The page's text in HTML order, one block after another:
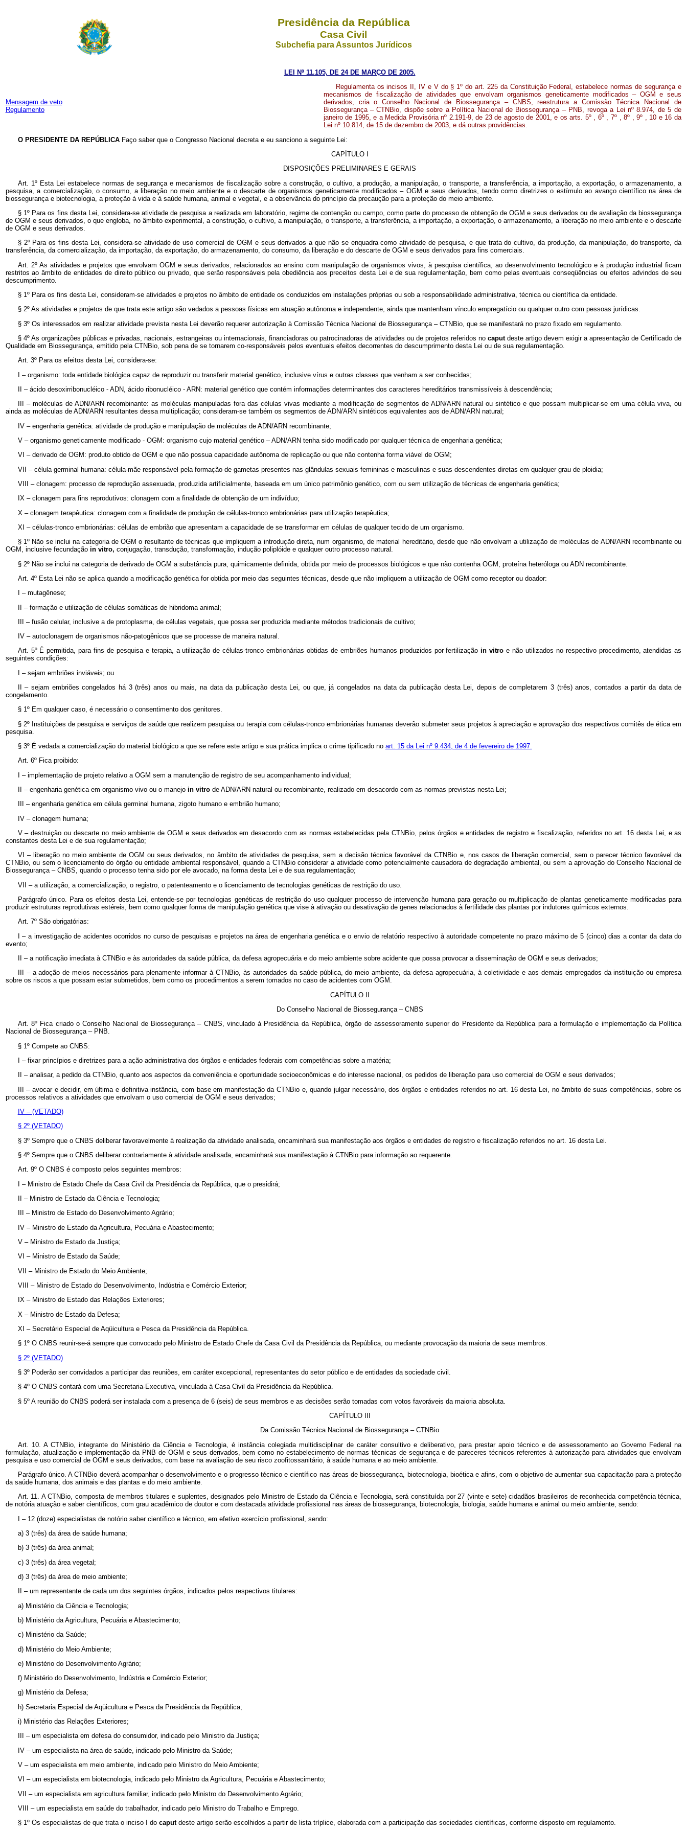
Presidência da República
Casa Civil
Subchefia para Assuntos Jurídicos
LEI Nº 11.105, DE 24 DE MARÇO DE 2005.
Mensagem de veto
Regulamento
Regulamenta os incisos II, IV e V do § 1º do art. 225 da Constituição Federal, estabelece normas de segurança e
mecanismos de fiscalização de atividades que envolvam organismos geneticamente modificados – OGM e seus
derivados, cria o Conselho Nacional de Biossegurança – CNBS, reestrutura a Comissão Técnica Nacional de
Biossegurança – CTNBio, dispõe sobre a Política Nacional de Biossegurança – PNB, revoga a Lei nº 8.974, de 5 de
janeiro de 1995, e a Medida Provisória nº 2.191-9, de 23 de agosto de 2001, e os arts. 5º , 6º , 7º , 8º , 9º , 10 e 16 da
Lei nº 10.814, de 15 de dezembro de 2003, e dá outras providências.
O PRESIDENTE DA REPÚBLICA Faço saber que o Congresso Nacional decreta e eu sanciono a seguinte Lei:
CAPÍTULO I
DISPOSIÇÕES PRELIMINARES E GERAIS
Art. 1º Esta Lei estabelece normas de segurança e mecanismos de fiscalização sobre a construção, o cultivo, a produção, a manipulação, o transporte, a transferência, a importação, a exportação, o armazenamento, a
pesquisa, a comercialização, o consumo, a liberação no meio ambiente e o descarte de organismos geneticamente modificados – OGM e seus derivados, tendo como diretrizes o estímulo ao avanço científico na área de
biossegurança e biotecnologia, a proteção à vida e à saúde humana, animal e vegetal, e a observância do princípio da precaução para a proteção do meio ambiente.
§ 1º Para os fins desta Lei, considera-se atividade de pesquisa a realizada em laboratório, regime de contenção ou campo, como parte do processo de obtenção de OGM e seus derivados ou de avaliação da biossegurança
de OGM e seus derivados, o que engloba, no âmbito experimental, a construção, o cultivo, a manipulação, o transporte, a transferência, a importação, a exportação, o armazenamento, a liberação no meio ambiente e o descarte
de OGM e seus derivados.
§ 2º Para os fins desta Lei, considera-se atividade de uso comercial de OGM e seus derivados a que não se enquadra como atividade de pesquisa, e que trata do cultivo, da produção, da manipulação, do transporte, da
transferência, da comercialização, da importação, da exportação, do armazenamento, do consumo, da liberação e do descarte de OGM e seus derivados para fins comerciais.
Art. 2º As atividades e projetos que envolvam OGM e seus derivados, relacionados ao ensino com manipulação de organismos vivos, à pesquisa científica, ao desenvolvimento tecnológico e à produção industrial ficam
restritos ao âmbito de entidades de direito público ou privado, que serão responsáveis pela obediência aos preceitos desta Lei e de sua regulamentação, bem como pelas eventuais conseqüências ou efeitos advindos de seu
descumprimento.
§ 1º Para os fins desta Lei, consideram-se atividades e projetos no âmbito de entidade os conduzidos em instalações próprias ou sob a responsabilidade administrativa, técnica ou científica da entidade.
§ 2º As atividades e projetos de que trata este artigo são vedados a pessoas físicas em atuação autônoma e independente, ainda que mantenham vínculo empregatício ou qualquer outro com pessoas jurídicas.
§ 3º Os interessados em realizar atividade prevista nesta Lei deverão requerer autorização à Comissão Técnica Nacional de Biossegurança – CTNBio, que se manifestará no prazo fixado em regulamento.
§ 4º As organizações públicas e privadas, nacionais, estrangeiras ou internacionais, financiadoras ou patrocinadoras de atividades ou de projetos referidos no caput deste artigo devem exigir a apresentação de Certificado de
Qualidade em Biossegurança, emitido pela CTNBio, sob pena de se tornarem co-responsáveis pelos eventuais efeitos decorrentes do descumprimento desta Lei ou de sua regulamentação.
Art. 3º Para os efeitos desta Lei, considera-se:
I – organismo: toda entidade biológica capaz de reproduzir ou transferir material genético, inclusive vírus e outras classes que venham a ser conhecidas;
II – ácido desoxirribonucléico - ADN, ácido ribonucléico - ARN: material genético que contém informações determinantes dos caracteres hereditários transmissíveis à descendência;
III – moléculas de ADN/ARN recombinante: as moléculas manipuladas fora das células vivas mediante a modificação de segmentos de ADN/ARN natural ou sintético e que possam multiplicar-se em uma célula viva, ou
ainda as moléculas de ADN/ARN resultantes dessa multiplicação; consideram-se também os segmentos de ADN/ARN sintéticos equivalentes aos de ADN/ARN natural;
IV – engenharia genética: atividade de produção e manipulação de moléculas de ADN/ARN recombinante;
V – organismo geneticamente modificado - OGM: organismo cujo material genético – ADN/ARN tenha sido modificado por qualquer técnica de engenharia genética;
VI – derivado de OGM: produto obtido de OGM e que não possua capacidade autônoma de replicação ou que não contenha forma viável de OGM;
VII – célula germinal humana: célula-mãe responsável pela formação de gametas presentes nas glândulas sexuais femininas e masculinas e suas descendentes diretas em qualquer grau de ploidia;
VIII – clonagem: processo de reprodução assexuada, produzida artificialmente, baseada em um único patrimônio genético, com ou sem utilização de técnicas de engenharia genética;
IX – clonagem para fins reprodutivos: clonagem com a finalidade de obtenção de um indivíduo;
X – clonagem terapêutica: clonagem com a finalidade de produção de células-tronco embrionárias para utilização terapêutica;
XI – células-tronco embrionárias: células de embrião que apresentam a capacidade de se transformar em células de qualquer tecido de um organismo.
§ 1º Não se inclui na categoria de OGM o resultante de técnicas que impliquem a introdução direta, num organismo, de material hereditário, desde que não envolvam a utilização de moléculas de ADN/ARN recombinante ou
OGM, inclusive fecundação in vitro, conjugação, transdução, transformação, indução poliplóide e qualquer outro processo natural.
§ 2º Não se inclui na categoria de derivado de OGM a substância pura, quimicamente definida, obtida por meio de processos biológicos e que não contenha OGM, proteína heteróloga ou ADN recombinante.
Art. 4º Esta Lei não se aplica quando a modificação genética for obtida por meio das seguintes técnicas, desde que não impliquem a utilização de OGM como receptor ou doador:
I – mutagênese;
II – formação e utilização de células somáticas de hibridoma animal;
III – fusão celular, inclusive a de protoplasma, de células vegetais, que possa ser produzida mediante métodos tradicionais de cultivo;
IV – autoclonagem de organismos não-patogênicos que se processe de maneira natural.
Art. 5º É permitida, para fins de pesquisa e terapia, a utilização de células-tronco embrionárias obtidas de embriões humanos produzidos por fertilizaçãoin vitroe não utilizados no respectivo procedimento, atendidas as
seguintes condições:
I – sejam embriões inviáveis; ou
II – sejam embriões congelados há 3 (três) anos ou mais, na data da publicação desta Lei, ou que, já congelados na data da publicação desta Lei, depois de completarem 3 (três) anos, contados a partir da data de
congelamento.
§ 1º Em qualquer caso, é necessário o consentimento dos genitores.
§ 2º Instituições de pesquisa e serviços de saúde que realizem pesquisa ou terapia com células-tronco embrionárias humanas deverão submeter seus projetos à apreciação e aprovação dos respectivos comitês de ética em
pesquisa.
§ 3º É vedada a comercialização do material biológico a que se refere este artigo e sua prática implica o crime tipificado no art. 15 da Lei nº 9.434, de 4 de fevereiro de 1997.
Art. 6º Fica proibido:
I – implementação de projeto relativo a OGM sem a manutenção de registro de seu acompanhamento individual;
II – engenharia genética em organismo vivo ou o manejo in vitro de ADN/ARN natural ou recombinante, realizado em desacordo com as normas previstas nesta Lei;
III – engenharia genética em célula germinal humana, zigoto humano e embrião humano;
IV – clonagem humana;
V – destruição ou descarte no meio ambiente de OGM e seus derivados em desacordo com as normas estabelecidas pela CTNBio, pelos órgãos e entidades de registro e fiscalização, referidos no art. 16 desta Lei, e as
constantes desta Lei e de sua regulamentação;
VI – liberação no meio ambiente de OGM ou seus derivados, no âmbito de atividades de pesquisa, sem a decisão técnica favorável da CTNBio e, nos casos de liberação comercial, sem o parecer técnico favorável da
CTNBio, ou sem o licenciamento do órgão ou entidade ambiental responsável, quando a CTNBio considerar a atividade como potencialmente causadora de degradação ambiental, ou sem a aprovação do Conselho Nacional de
Biossegurança – CNBS, quando o processo tenha sido por ele avocado, na forma desta Lei e de sua regulamentação;
VII – a utilização, a comercialização, o registro, o patenteamento e o licenciamento de tecnologias genéticas de restrição do uso.
Parágrafo único. Para os efeitos desta Lei, entende-se por tecnologias genéticas de restrição do uso qualquer processo de intervenção humana para geração ou multiplicação de plantas geneticamente modificadas para
produzir estruturas reprodutivas estéreis, bem como qualquer forma de manipulação genética que vise à ativação ou desativação de genes relacionados à fertilidade das plantas por indutores químicos externos.
Art. 7º São obrigatórias:
I – a investigação de acidentes ocorridos no curso de pesquisas e projetos na área de engenharia genética e o envio de relatório respectivo à autoridade competente no prazo máximo de 5 (cinco) dias a contar da data do
evento;
II – a notificação imediata à CTNBio e às autoridades da saúde pública, da defesa agropecuária e do meio ambiente sobre acidente que possa provocar a disseminação de OGM e seus derivados;
III – a adoção de meios necessários para plenamente informar à CTNBio, às autoridades da saúde pública, do meio ambiente, da defesa agropecuária, à coletividade e aos demais empregados da instituição ou empresa
sobre os riscos a que possam estar submetidos, bem como os procedimentos a serem tomados no caso de acidentes com OGM.
CAPÍTULO II
Do Conselho Nacional de Biossegurança – CNBS
Art. 8º Fica criado o Conselho Nacional de Biossegurança – CNBS, vinculado à Presidência da República, órgão de assessoramento superior do Presidente da República para a formulação e implementação da Política
Nacional de Biossegurança – PNB.
§ 1º Compete ao CNBS:
I – fixar princípios e diretrizes para a ação administrativa dos órgãos e entidades federais com competências sobre a matéria;
II – analisar, a pedido da CTNBio, quanto aos aspectos da conveniência e oportunidade socioeconômicas e do interesse nacional, os pedidos de liberação para uso comercial de OGM e seus derivados;
III – avocar e decidir, em última e definitiva instância, com base em manifestação da CTNBio e, quando julgar necessário, dos órgãos e entidades referidos no art. 16 desta Lei, no âmbito de suas competências, sobre os
processos relativos a atividades que envolvam o uso comercial de OGM e seus derivados;
IV – (VETADO)
§ 2º (VETADO)
§ 3º Sempre que o CNBS deliberar favoravelmente à realização da atividade analisada, encaminhará sua manifestação aos órgãos e entidades de registro e fiscalização referidos no art. 16 desta Lei.
§ 4º Sempre que o CNBS deliberar contrariamente à atividade analisada, encaminhará sua manifestação à CTNBio para informação ao requerente.
Art. 9º O CNBS é composto pelos seguintes membros:
I – Ministro de Estado Chefe da Casa Civil da Presidência da República, que o presidirá;
II – Ministro de Estado da Ciência e Tecnologia;
III – Ministro de Estado do Desenvolvimento Agrário;
IV – Ministro de Estado da Agricultura, Pecuária e Abastecimento;
V – Ministro de Estado da Justiça;
VI – Ministro de Estado da Saúde;
VII – Ministro de Estado do Meio Ambiente;
VIII – Ministro de Estado do Desenvolvimento, Indústria e Comércio Exterior;
IX – Ministro de Estado das Relações Exteriores;
X – Ministro de Estado da Defesa;
XI – Secretário Especial de Aqüicultura e Pesca da Presidência da República.
§ 1º O CNBS reunir-se-á sempre que convocado pelo Ministro de Estado Chefe da Casa Civil da Presidência da República, ou mediante provocação da maioria de seus membros.
§ 2º (VETADO)
§ 3º Poderão ser convidados a participar das reuniões, em caráter excepcional, representantes do setor público e de entidades da sociedade civil.
§ 4º O CNBS contará com uma Secretaria-Executiva, vinculada à Casa Civil da Presidência da República.
§ 5º A reunião do CNBS poderá ser instalada com a presença de 6 (seis) de seus membros e as decisões serão tomadas com votos favoráveis da maioria absoluta.
CAPÍTULO III
Da Comissão Técnica Nacional de Biossegurança – CTNBio
Art. 10. A CTNBio, integrante do Ministério da Ciência e Tecnologia, é instância colegiada multidisciplinar de caráter consultivo e deliberativo, para prestar apoio técnico e de assessoramento ao Governo Federal na
formulação, atualização e implementação da PNB de OGM e seus derivados, bem como no estabelecimento de normas técnicas de segurança e de pareceres técnicos referentes à autorização para atividades que envolvam
pesquisa e uso comercial de OGM e seus derivados, com base na avaliação de seu risco zoofitossanitário, à saúde humana e ao meio ambiente.
Parágrafo único. A CTNBio deverá acompanhar o desenvolvimento e o progresso técnico e científico nas áreas de biossegurança, biotecnologia, bioética e afins, com o objetivo de aumentar sua capacitação para a proteção
da saúde humana, dos animais e das plantas e do meio ambiente.
Art. 11. A CTNBio, composta de membros titulares e suplentes, designados pelo Ministro de Estado da Ciência e Tecnologia, será constituída por 27 (vinte e sete) cidadãos brasileiros de reconhecida competência técnica,
de notória atuação e saber científicos, com grau acadêmico de doutor e com destacada atividade profissional nas áreas de biossegurança, biotecnologia, biologia, saúde humana e animal ou meio ambiente, sendo:
I – 12 (doze) especialistas de notório saber científico e técnico, em efetivo exercício profissional, sendo:
a) 3 (três) da área de saúde humana;
b) 3 (três) da área animal;
c) 3 (três) da área vegetal;
d) 3 (três) da área de meio ambiente;
II – um representante de cada um dos seguintes órgãos, indicados pelos respectivos titulares:
a) Ministério da Ciência e Tecnologia;
b) Ministério da Agricultura, Pecuária e Abastecimento;
c) Ministério da Saúde;
d) Ministério do Meio Ambiente;
e) Ministério do Desenvolvimento Agrário;
f) Ministério do Desenvolvimento, Indústria e Comércio Exterior;
g) Ministério da Defesa;
h) Secretaria Especial de Aqüicultura e Pesca da Presidência da República;
i) Ministério das Relações Exteriores;
III – um especialista em defesa do consumidor, indicado pelo Ministro da Justiça;
IV – um especialista na área de saúde, indicado pelo Ministro da Saúde;
V – um especialista em meio ambiente, indicado pelo Ministro do Meio Ambiente;
VI – um especialista em biotecnologia, indicado pelo Ministro da Agricultura, Pecuária e Abastecimento;
VII – um especialista em agricultura familiar, indicado pelo Ministro do Desenvolvimento Agrário;
VIII – um especialista em saúde do trabalhador, indicado pelo Ministro do Trabalho e Emprego.
§ 1º Os especialistas de que trata o inciso I do caput deste artigo serão escolhidos a partir de lista tríplice, elaborada com a participação das sociedades científicas, conforme disposto em regulamento.